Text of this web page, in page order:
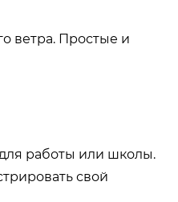
ветра. Простые и
работы или школы.
свой